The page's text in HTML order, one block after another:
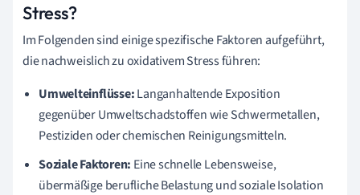
Stress?
Im Folgenden sind einige spezifische Faktoren aufgeführt,
die nachweislich zu oxidativem Stress führen:
Umwelteinflüsse:Langanhaltende Exposition
gegenüber Umweltschadstoffen wie Schwermetallen,
Pestiziden oder chemischen Reinigungsmitteln.
Soziale Faktoren: Eine schnelle Lebensweise,
übermäßige berufliche Belastung und soziale Isolation